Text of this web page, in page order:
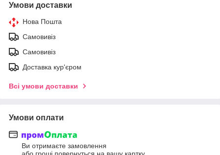
Умови доставки
Нова Пошта
Самовивіз
Самовивіз
Доставка кур'єром
Всі умови доставки
Умови оплати
Ви отримаєте замовлення